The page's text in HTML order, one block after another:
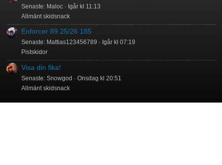
Senaste: Maloc
Igår kl 11:13
Allmänt skidsnack
Enforcer 89 25/26 185
Senaste: Mattias123456789
Igår kl 07:19
Pistskidor
Visa din fika!
Senaste: Snowgod
Onsdag kl 20:51
Allmänt skidsnack